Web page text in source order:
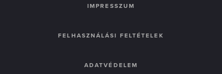
IMPRESSZUM
FELHASZNÁLÁSI FELTÉTELEK
ADATVÉDELEM